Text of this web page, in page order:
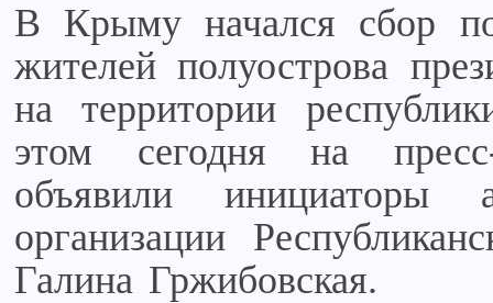
В Крыму начался сбор
жителей полуострова
на территории
этом сегодня на
объявили
организации
Галина Гржибовская.